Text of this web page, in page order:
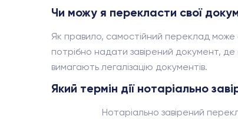
Чи можу я перекласти свої
Як правило, самостійний переклад може
потрібно надати завірений документ,
вимагають легалізацію документів.
Який термін дії нотаріально
Нотаріально завірений